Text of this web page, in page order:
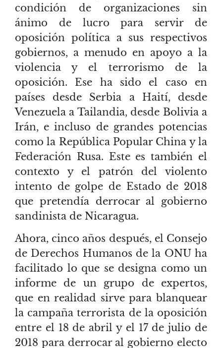
condición de organizaciones sin
ánimo de lucro para servir de
oposición política a sus respectivos
gobiernos, a menudo en apoyo a la
violencia y el terrorismo de la
oposición. Ese ha sido el caso en
países desde Serbia a Haití, desde
Venezuela a Tailandia, desde Bolivia a
Irán, e incluso de grandes potencias
como la República Popular China y la
Federación Rusa. Este es también el
contexto y el patrón del violento
intento de golpe de Estado de 2018
que pretendía derrocar al gobierno
sandinista de Nicaragua.
Ahora, cinco años después, el Consejo
de Derechos Humanos de la ONU ha
facilitado lo que se designa como un
informe de un grupo de expertos,
que en realidad sirve para blanquear
la campaña terrorista de la oposición
entre el 18 de abril y el 17 de julio de
2018 para derrocar al gobierno electo